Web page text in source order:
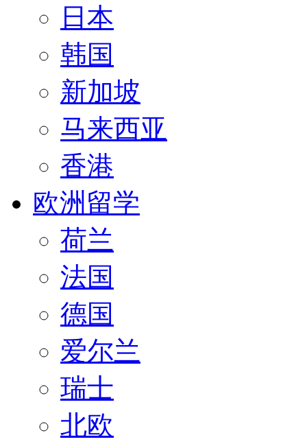
日本
韩国
新加坡
马来西亚
香港
欧洲留学
荷兰
法国
德国
爱尔兰
瑞士
北欧